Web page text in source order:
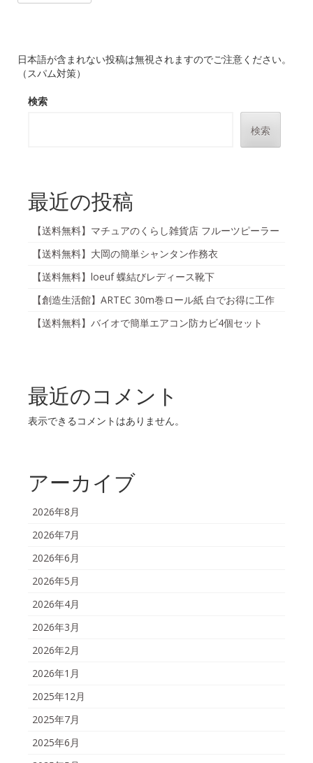
日本語が含まれない投稿は無視されますのでご注意ください。
（スパム対策）
検索
検索
最近の投稿
【送料無料】マチュアのくらし雑貨店 フルーツピーラー
【送料無料】大岡の簡単シャンタン作務衣
【送料無料】loeuf 蝶結びレディース靴下
【創造生活館】ARTEC 30m巻ロール紙 白でお得に工作
【送料無料】バイオで簡単エアコン防カビ4個セット
最近のコメント
表示できるコメントはありません。
アーカイブ
2026年8月
2026年7月
2026年6月
2026年5月
2026年4月
2026年3月
2026年2月
2026年1月
2025年12月
2025年7月
2025年6月